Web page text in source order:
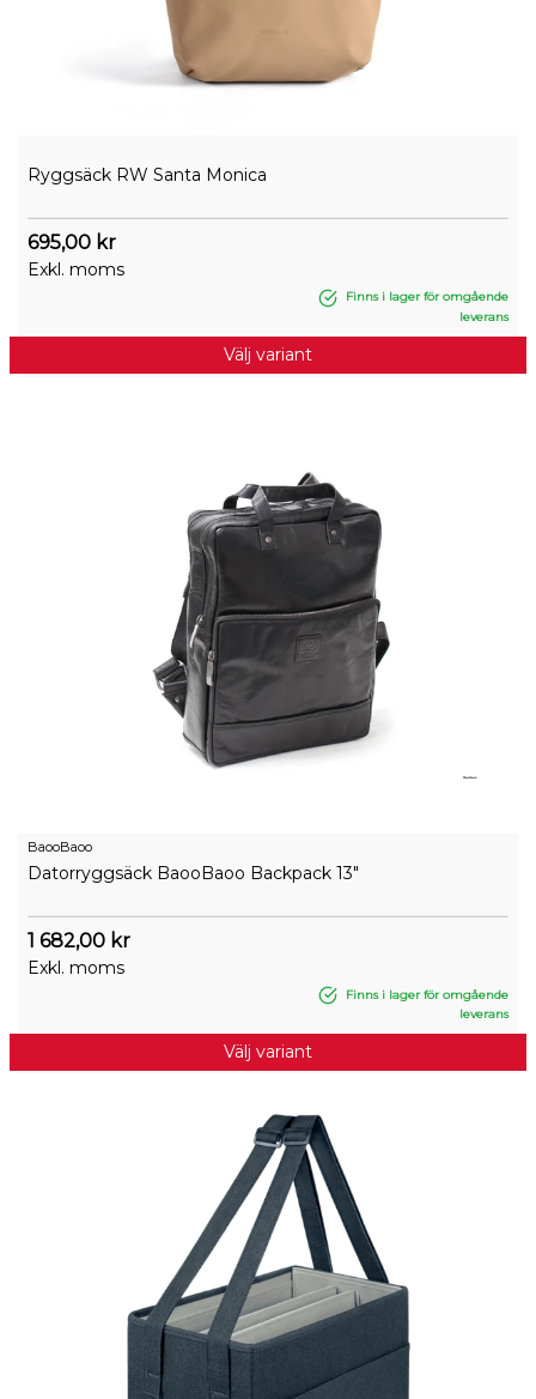
Ryggsäck RW Santa Monica
695,00 kr
Exkl. moms
Finns i lager för omgående
leverans
Välj variant
BaooBaoo
Datorryggsäck BaooBaoo Backpack 13"
1 682,00 kr
Exkl. moms
Finns i lager för omgående
leverans
Välj variant